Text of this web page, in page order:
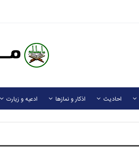
احادیث اذکار و نمازها ادعیه و زیارت